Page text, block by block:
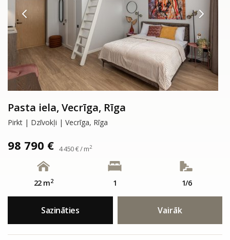
Pasta iela, Vecrīga, Rīga
Pirkt | Dzīvokļi | Vecrīga, Rīga
98 790 € 4 450 € / m2
22 m2 1 1/6
Sazināties Vairāk